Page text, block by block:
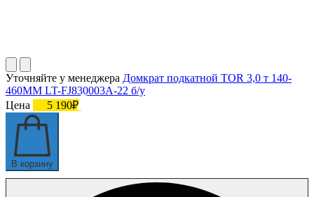
Уточняйте у менеджера Домкрат подкатной TOR 3,0 т 140-
460MM LT-FJ830003A-22 б/у
Цена
5 190₽
В корзину